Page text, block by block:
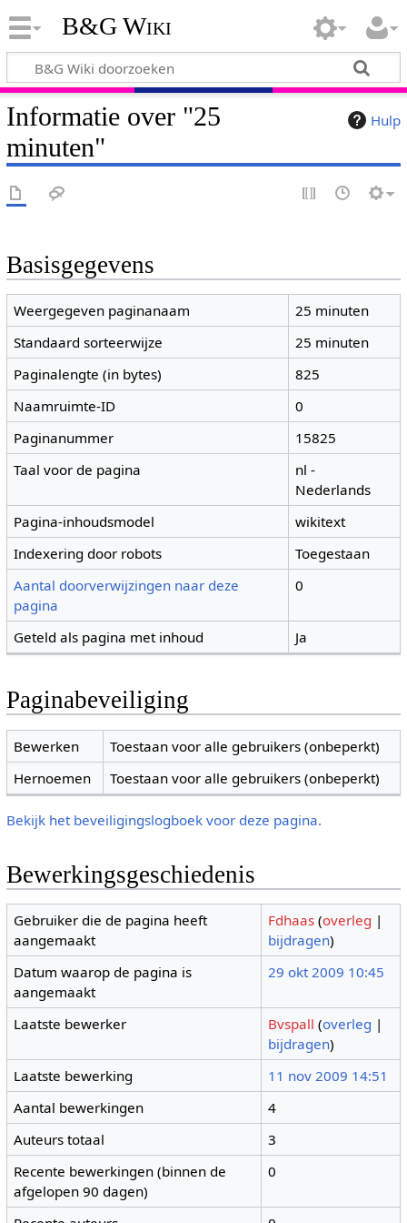
B&G Wiki
Hulp
Informatie over "25
minuten"
Basisgegevens
Weergegeven paginanaam
25 minuten
Standaard sorteerwijze
25 minuten
Paginalengte (in bytes)
825
Naamruimte-ID
0
Paginanummer
15825
Taal voor de pagina
nl -
Nederlands
Pagina-inhoudsmodel
wikitext
Indexering door robots
Toegestaan
Aantal doorverwijzingen naar deze
pagina
0
Geteld als pagina met inhoud Ja
Paginabeveiliging
Bewerken
Toestaan voor alle gebruikers (onbeperkt)
Hernoemen
Toestaan voor alle gebruikers (onbeperkt)
Bekijk het beveiligingslogboek voor deze pagina.
Bewerkingsgeschiedenis
Gebruiker die de pagina heeft
aangemaakt
Fdhaas (overleg |
bijdragen)
Datum waarop de pagina is
aangemaakt
29 okt 2009 10:45
Laatste bewerker Bvspall (overleg |
bijdragen)
Laatste bewerking
11 nov 2009 14:51
Aantal bewerkingen
4
Auteurs totaal
3
Recente bewerkingen (binnen de
afgelopen 90 dagen)
0